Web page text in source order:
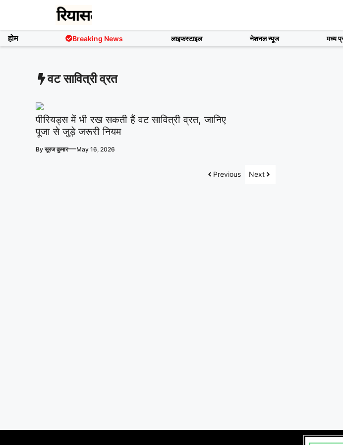
content
होम Breaking News लाइफस्टाइल नेशनल न्यूज मध्य
वट सावित्री व्रत
पीरियड्स में भी रख सकती हैं वट सावित्री व्रत, जानिए
पूजा से जुड़े जरूरी नियम
Byसूरज कुमार—May 16, 2026
Previous Next